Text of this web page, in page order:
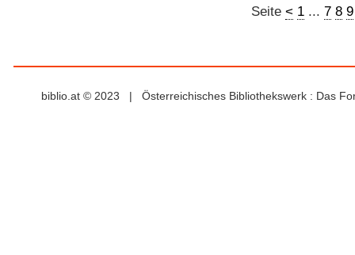
Seite < 1... 7 8 9
biblio.at © 2023 | Österreichisches Bibliothekswerk : Das